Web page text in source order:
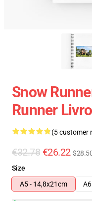
Snow
Runner
(5 customer
€32.78 €26.22
Size
A5 - 14,8x21cm